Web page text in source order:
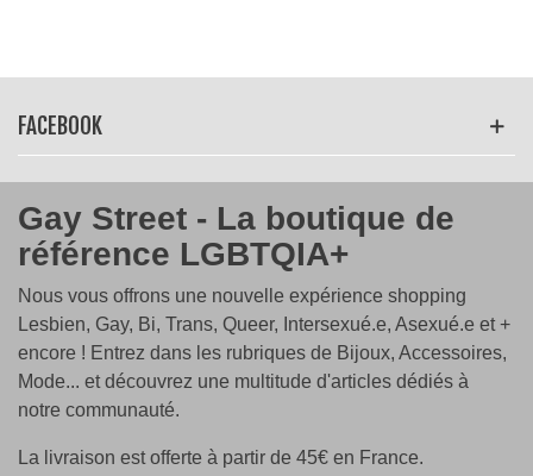
FACEBOOK
Gay Street - La boutique de
référence LGBTQIA+
Nous vous offrons une nouvelle expérience shopping
Lesbien, Gay, Bi, Trans, Queer, Intersexué.e, Asexué.e et +
encore ! Entrez dans les rubriques de Bijoux, Accessoires,
Mode... et découvrez une multitude d'articles dédiés à
notre communauté.
La livraison est offerte à partir de 45€ en France.